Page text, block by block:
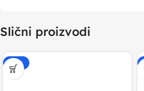
Slični proizvodi
-20%